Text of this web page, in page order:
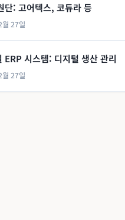
단: 고어텍스, 코듀라 등
27일
ERP 시스템: 디지털 생산 관리
27일